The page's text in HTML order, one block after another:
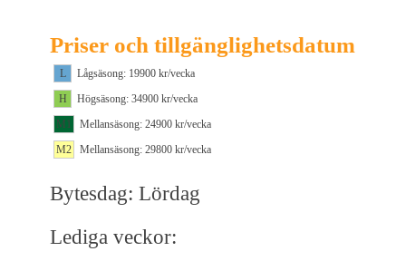
Priser och tillgänglighetsdatum
L
Lågsäsong: 19900 kr/vecka
H
Högsäsong: 34900 kr/vecka
M1
Mellansäsong: 24900 kr/vecka
M2
Mellansäsong: 29800 kr/vecka
Bytesdag: Lördag
Lediga veckor: